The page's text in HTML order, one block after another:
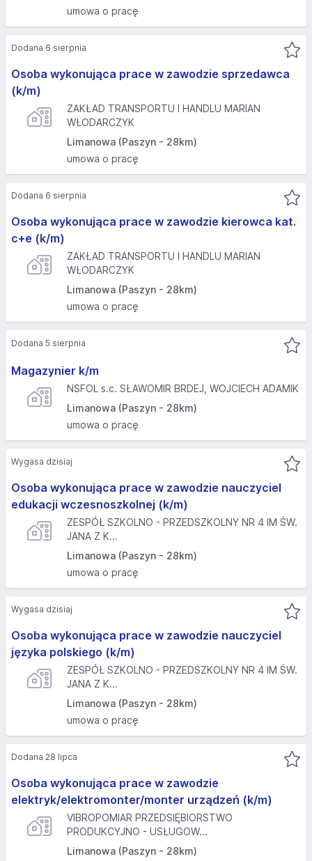
umowa o pracę
Osoba wykonująca prace w zawodzie sprzedawca
(k/m)
ZAKŁAD TRANSPORTU I HANDLU MARIAN
WŁODARCZYK
Limanowa (Paszyn - 28km)
umowa o pracę
Dodana 6 sierpnia
Osoba wykonująca prace w zawodzie kierowca kat.
c+e (k/m)
ZAKŁAD TRANSPORTU I HANDLU MARIAN
WŁODARCZYK
Limanowa (Paszyn - 28km)
umowa o pracę
Dodana 6 sierpnia
Magazynier k/m
NSFOL s.c. SŁAWOMIR BRDEJ, WOJCIECH ADAMIK
Limanowa (Paszyn - 28km)
umowa o pracę
Dodana 5 sierpnia
Osoba wykonująca prace w zawodzie nauczyciel
edukacji wczesnoszkolnej (k/m)
ZESPÓŁ SZKOLNO - PRZEDSZKOLNY NR 4 IM ŚW.
JANA Z K...
Limanowa (Paszyn - 28km)
umowa o pracę
Wygasa dzisiaj
Osoba wykonująca prace w zawodzie nauczyciel
języka polskiego (k/m)
ZESPÓŁ SZKOLNO - PRZEDSZKOLNY NR 4 IM ŚW.
JANA Z K...
Limanowa (Paszyn - 28km)
umowa o pracę
Wygasa dzisiaj
Osoba wykonująca prace w zawodzie
elektryk/elektromonter/monter urządzeń (k/m)
VIBROPOMIAR PRZEDSIĘBIORSTWO
PRODUKCYJNO - USŁUGOW...
Limanowa (Paszyn - 28km)
Dodana 28 lipca